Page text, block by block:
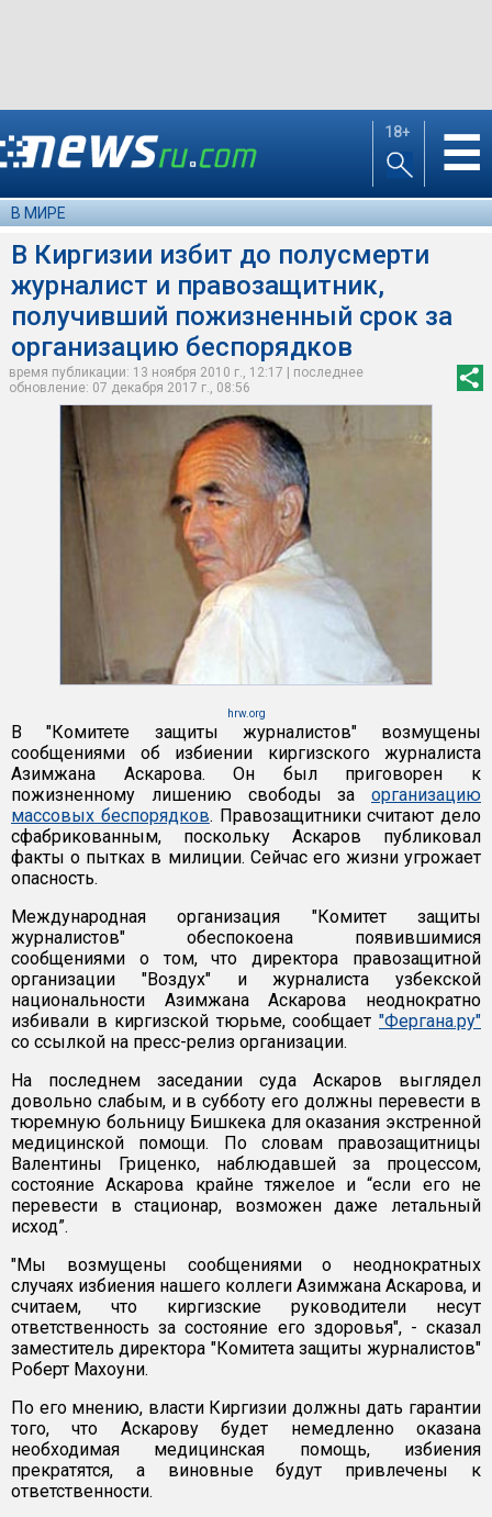
18+ ☰
В МИРЕ
В Киргизии избит до полусмерти
журналист и правозащитник,
получивший пожизненный срок за
организацию беспорядков
время публикации: 13 ноября 2010 г., 12:17 | последнее
обновление: 07 декабря 2017 г., 08:56
hrw.org
В "Комитете защиты журналистов" возмущены
сообщениями об избиении киргизского журналиста
Азимжана Аскарова. Он был приговорен к
пожизненному лишению свободы за организацию
массовых беспорядков. Правозащитники считают дело
сфабрикованным, поскольку Аскаров публиковал
факты о пытках в милиции. Сейчас его жизни угрожает
опасность.
Международная организация "Комитет защиты
журналистов" обеспокоена появившимися
сообщениями о том, что директора правозащитной
организации "Воздух" и журналиста узбекской
национальности Азимжана Аскарова неоднократно
избивали в киргизской тюрьме, сообщает "Фергана.ру"
со ссылкой на пресс-релиз организации.
На последнем заседании суда Аскаров выглядел
довольно слабым, и в субботу его должны перевести в
тюремную больницу Бишкека для оказания экстренной
медицинской помощи. По словам правозащитницы
Валентины Гриценко, наблюдавшей за процессом,
состояние Аскарова крайне тяжелое и “если его не
перевести в стационар, возможен даже летальный
исход”.
"Мы возмущены сообщениями о неоднократных
случаях избиения нашего коллеги Азимжана Аскарова, и
считаем, что киргизские руководители несут
ответственность за состояние его здоровья", - сказал
заместитель директора "Комитета защиты журналистов"
Роберт Махоуни.
По его мнению, власти Киргизии должны дать гарантии
того, что Аскарову будет немедленно оказана
необходимая медицинская помощь, избиения
прекратятся, а виновные будут привлечены к
ответственности.